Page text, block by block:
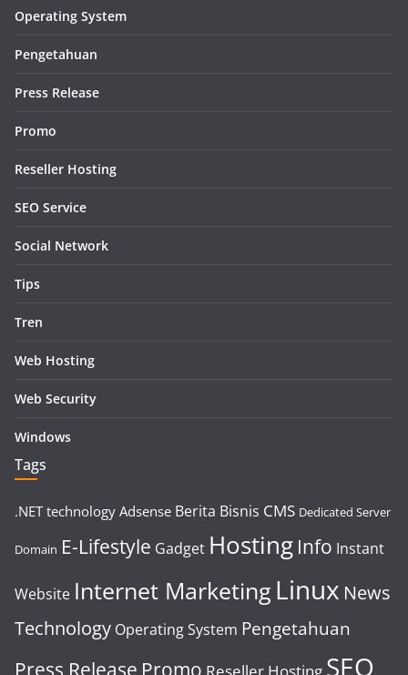
Operating System
Pengetahuan
Press Release
Promo
Reseller Hosting
SEO Service
Social Network
Tips
Tren
Web Hosting
Web Security
Windows
Tags
.NET technology Adsense Berita Bisnis CMS Dedicated Server
Domain E-Lifestyle Gadget Hosting Info Instant
Website Internet Marketing Linux News
Technology Operating System Pengetahuan
Press Release Promo SEO